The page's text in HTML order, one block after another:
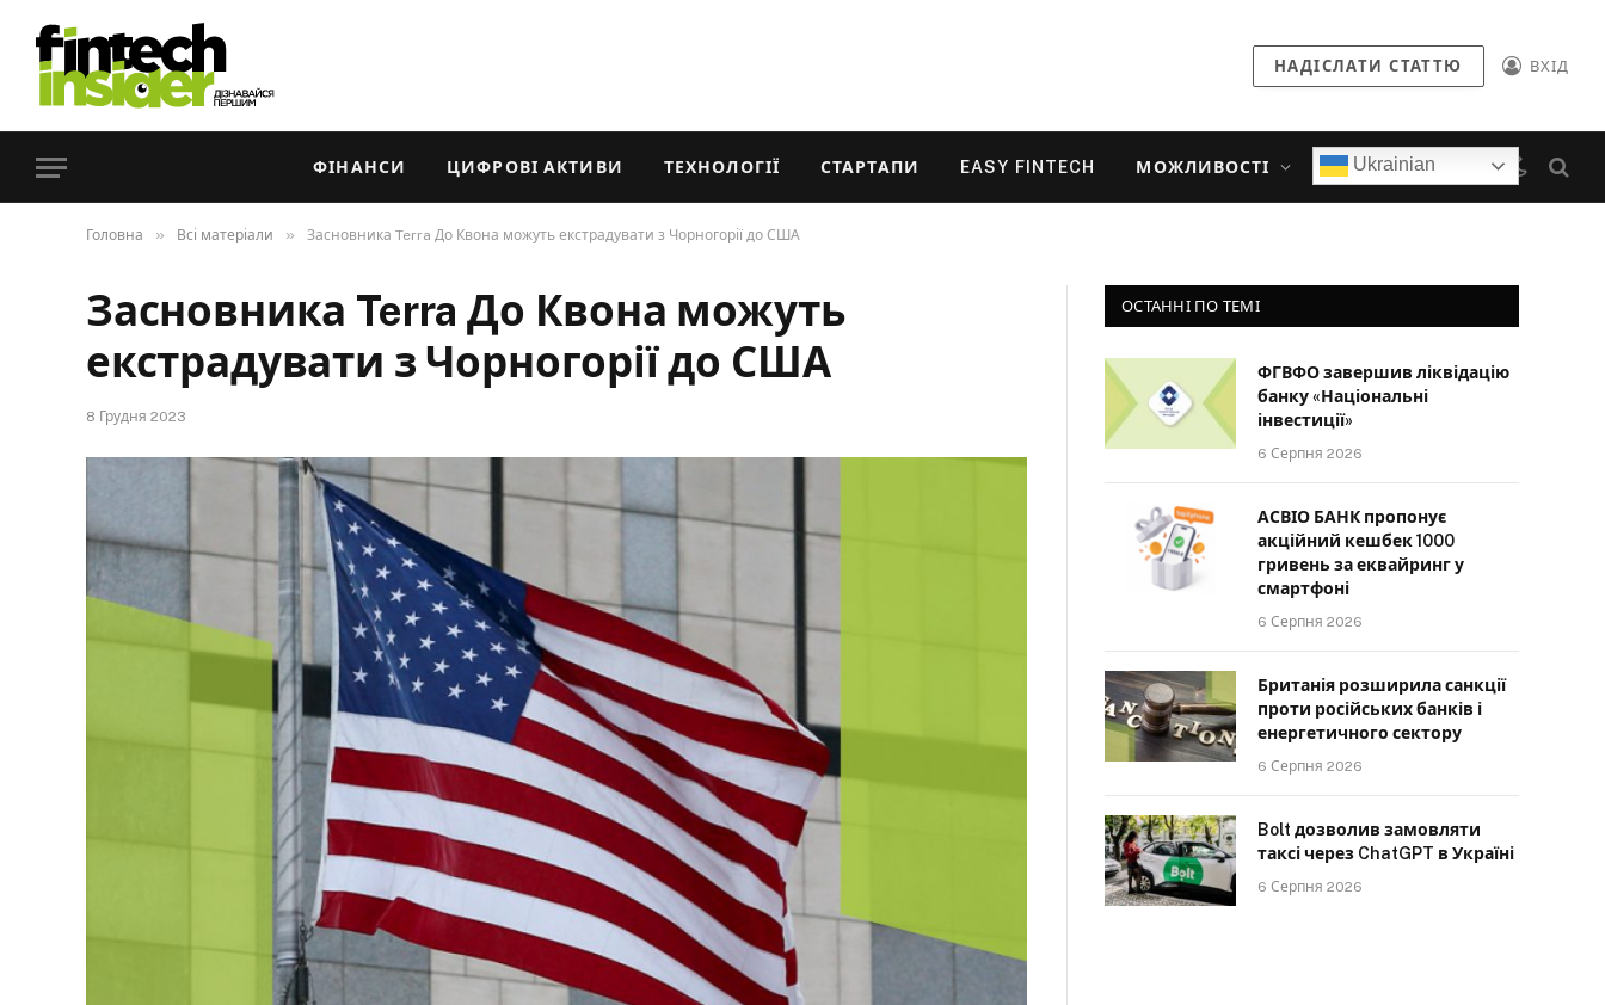
НАДІСЛАТИ СТАТТЮ ВХІД
ФІНАНСИ ЦИФРОВІ АКТИВИ ТЕХНОЛОГІЇ СТАРТАПИ EASY FINTECH МОЖЛИВОСТІ Ukrainian
Головна » Всі матеріали » Засновника Terra До Квона можуть екстрадувати з Чорногорії до США
Засновника Terra До Квона можуть
екстрадувати з Чорногорії до США
8 Грудня 2023
ОСТАННІ ПО ТЕМІ
ФГВФО завершив ліквідацію
банку «Національні
інвестиції»
6 Серпня 2026
АСВІО БАНК пропонує
акційний кешбек 1000
гривень за еквайринг у
смартфоні
6 Серпня 2026
Британія розширила санкції
проти російських банків і
енергетичного сектору
6 Серпня 2026
Bolt дозволив замовляти
таксі через ChatGPT в Україні
6 Серпня 2026